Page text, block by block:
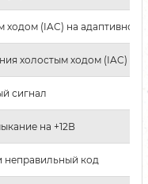
ходом (IAC) на адаптивном
холостым ходом (IAC)
сигнал
на +12В
неправильный код